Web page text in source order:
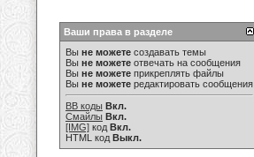
Ваши права в разделе
Вы не можете создавать темы
Вы не можете отвечать на сообщения
Вы не можете прикреплять файлы
Вы не можете редактировать сообщения
BB коды Вкл.
Смайлы Вкл.
[IMG] код Вкл.
HTML код Выкл.